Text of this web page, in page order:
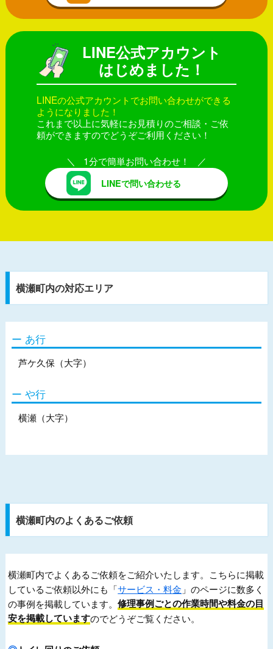
LINE公式アカウント
はじめました！
LINEの公式アカウントでお問い合わせができる
ようになりました！
これまで以上に気軽にお見積りのご相談・ご依
頼ができますのでどうぞご利用ください！
1分で簡単お問い合わせ！
LINEで問い合わせる
横瀬町内の対応エリア
あ行
芦ケ久保（大字）
や行
横瀬（大字）
横瀬町内のよくあるご依頼
横瀬町内でよくあるご依頼をご紹介いたします。こちらに掲載
しているご依頼以外にも「サービス・料金 」のページに数多く
の事例を掲載しています。修理事例ごとの作業時間や料金の目
安を掲載していますのでどうぞご覧ください。